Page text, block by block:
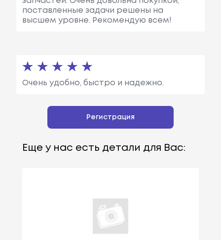
поставленные задачи решены на
высшем уровне. Рекомендую всем!
Очень удобно, быстро и надежно.
Регистрация
Еще у нас есть детали для Вас: